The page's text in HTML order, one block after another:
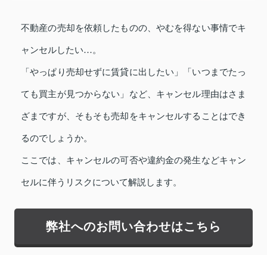
不動産の売却を依頼したものの、やむを得ない事情でキ
ャンセルしたい…。
「やっぱり売却せずに賃貸に出したい」「いつまでたっ
ても買主が見つからない」など、キャンセル理由はさま
ざまですが、そもそも売却をキャンセルすることはでき
るのでしょうか。
ここでは、キャンセルの可否や違約金の発生などキャン
セルに伴うリスクについて解説します。
弊社へのお問い合わせはこちら